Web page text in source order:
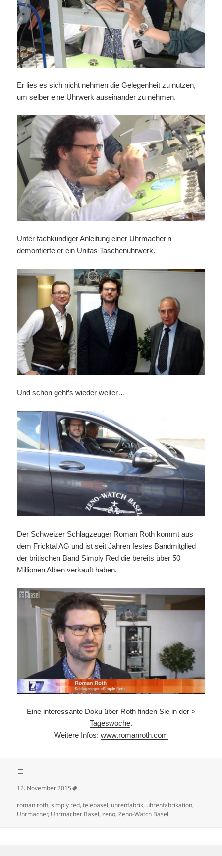
Er lies es sich nicht nehmen die Gelegenheit zu nutzen,
um selber eine Uhrwerk auseinander zu nehmen.
Unter fachkundiger Anleitung einer Uhrmacherin
demontierte er ein Unitas Taschenuhrwerk.
Und schon geht’s wieder weiter…
Der Schweizer Schlagzeuger Roman Roth kommt aus
dem Fricktal AG und ist seit Jahren festes Bandmitglied
der britischen Band Simply Red die bereits über 50
Millionen Alben verkauft haben.
Eine interessante Doku über Roth finden Sie in der >
Tageswoche.
Weitere Infos: www.romanroth.com
12. November 2015
roman roth,simply red,telebasel, uhrenfabrik, uhrenfabrikation,
Uhrmacher, Uhrmacher Basel,zeno,Zeno-Watch Basel